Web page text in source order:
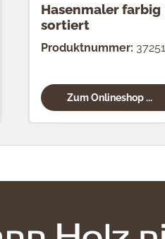
Hasenmaler farbig
sortiert
Produktnummer: 37251
Zum Onlineshop ...